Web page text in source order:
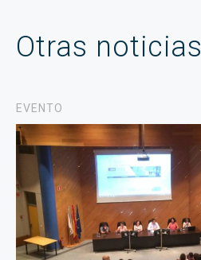
Otras noticias
EVENTO